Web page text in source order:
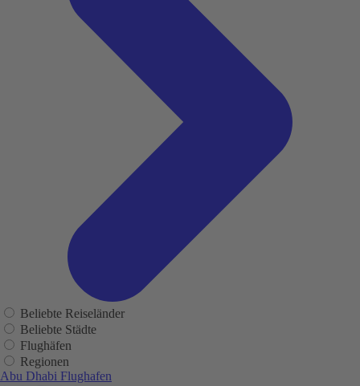
Beliebte Reiseländer
Beliebte Städte
Flughäfen
Regionen
Abu Dhabi Flughafen